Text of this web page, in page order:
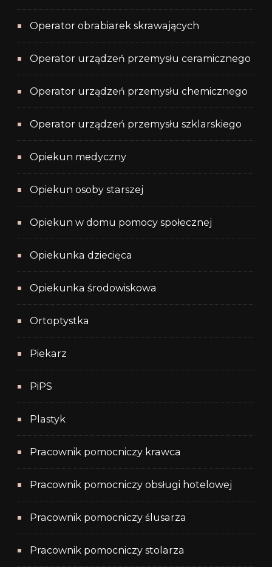
Operator obrabiarek skrawających
Operator urządzeń przemysłu ceramicznego
Operator urządzeń przemysłu chemicznego
Operator urządzeń przemysłu szklarskiego
Opiekun medyczny
Opiekun osoby starszej
Opiekun w domu pomocy społecznej
Opiekunka dziecięca
Opiekunka środowiskowa
Ortoptystka
Piekarz
PiPS
Plastyk
Pracownik pomocniczy krawca
Pracownik pomocniczy obsługi hotelowej
Pracownik pomocniczy ślusarza
Pracownik pomocniczy stolarza